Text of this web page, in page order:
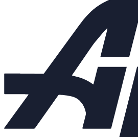
25НЖ947НЖ РУ16 РОССИЯ
Клапан регулирующий КР
Каталог продукции
Задвижки
+ Клапаны предохранительные
Теплообменники